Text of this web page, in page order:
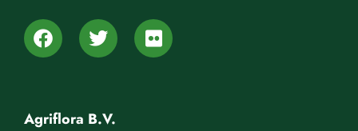
Agriflora B.V.